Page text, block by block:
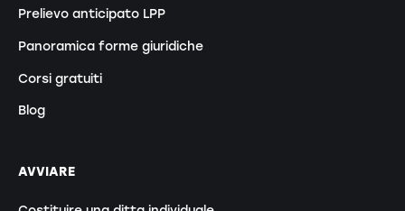
Prelievo anticipato LPP
Panoramica forme giuridiche
Corsi gratuiti
Blog
AVVIARE